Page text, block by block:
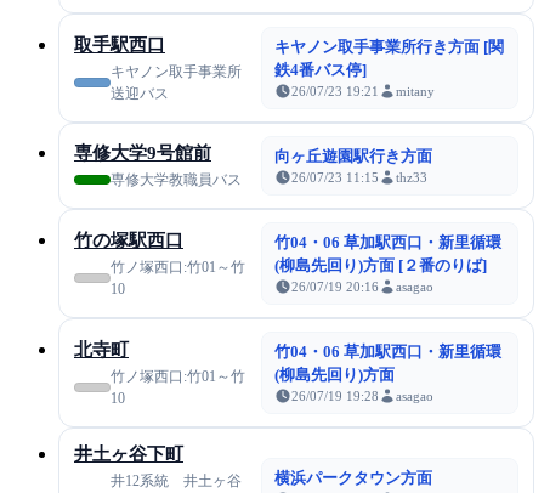
取手駅西口
キヤノン取手事業所
送迎バス
キヤノン取手事業所行き方面 [関
鉄4番バス停]
26/07/23 19:21 mitany
専修大学9号館前
専修大学教職員バス
向ヶ丘遊園駅行き方面
26/07/23 11:15 thz33
竹の塚駅西口
竹ノ塚西口:竹01～竹
10
竹04・06 草加駅西口・新里循環
(柳島先回り)方面 [２番のりば]
26/07/19 20:16 asagao
北寺町
竹ノ塚西口:竹01～竹
10
竹04・06 草加駅西口・新里循環
(柳島先回り)方面
26/07/19 19:28 asagao
井土ヶ谷下町
井12系統 井土ヶ谷
横浜パークタウン方面